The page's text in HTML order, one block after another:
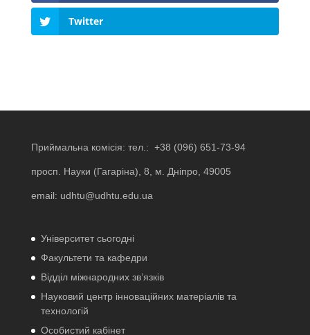
Twitter
Приймальна комісія: тел.: +38 (096) 651-73-94
просп. Науки (Гагаріна), 8, м. Дніпро, 49005
email: udhtu@udhtu.edu.ua
Університет сьогодні
Факультети та кафедри
Відділ міжнародних зв’язків
Науковий центр інноваційних матеріалів та
технологій
Особистий кабінет